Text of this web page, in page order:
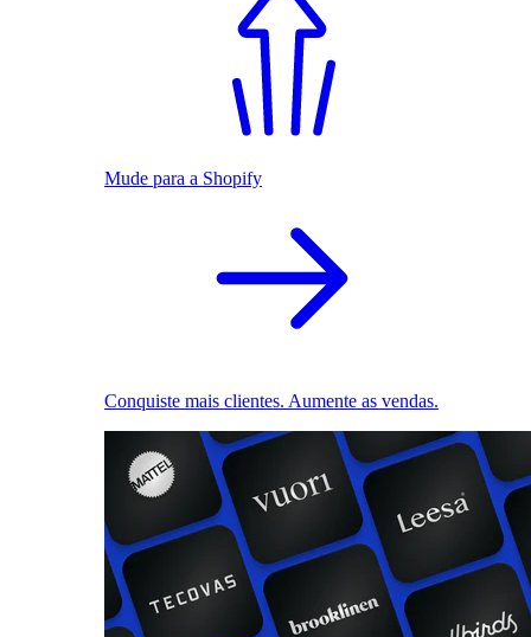
Mude para a Shopify
Conquiste mais clientes. Aumente as vendas.